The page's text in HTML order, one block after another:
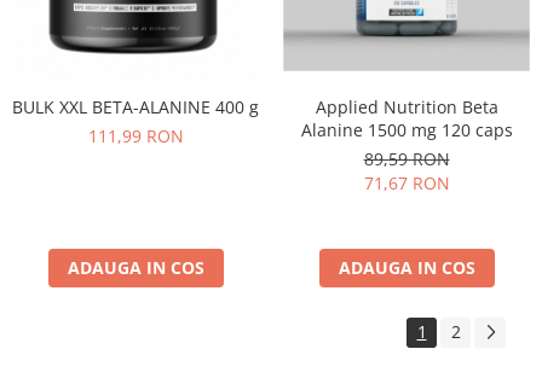
BULK XXL BETA-ALANINE 400 g
111,99 RON
ADAUGA IN COS
Applied Nutrition Beta
Alanine 1500 mg 120 caps
89,59 RON
71,67 RON
ADAUGA IN COS
1 2